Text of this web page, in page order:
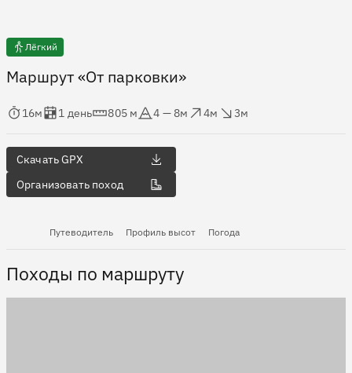
Лёгкий
Маршрут «От парковки»
в пути
16м
Оценка в днях
1 день
Дистанция
805 м
Абсолютная высота
4 — 8м
Набор высоты
4м
3м
Скачать GPX
Организовать поход
Путеводитель Профиль высот Погода
Походы по маршруту